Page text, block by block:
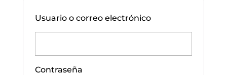
Usuario o correo electrónico
Contraseña